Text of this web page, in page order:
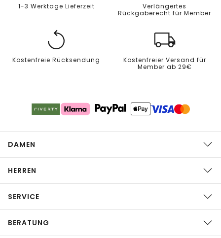
1-3 Werktage Lieferzeit
Verlängertes
Rückgaberecht für Member
Kostenfreie Rücksendung
Kostenfreier Versand für
Member ab 29€
DAMEN
HERREN
SERVICE
BERATUNG